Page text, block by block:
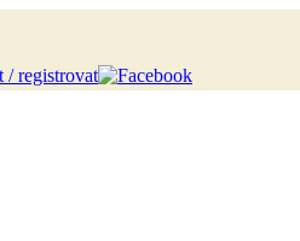
/ registrovat